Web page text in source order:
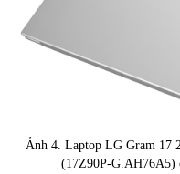
Ảnh 4. Laptop LG Gram 17
(17Z90P-G.AH76A5)